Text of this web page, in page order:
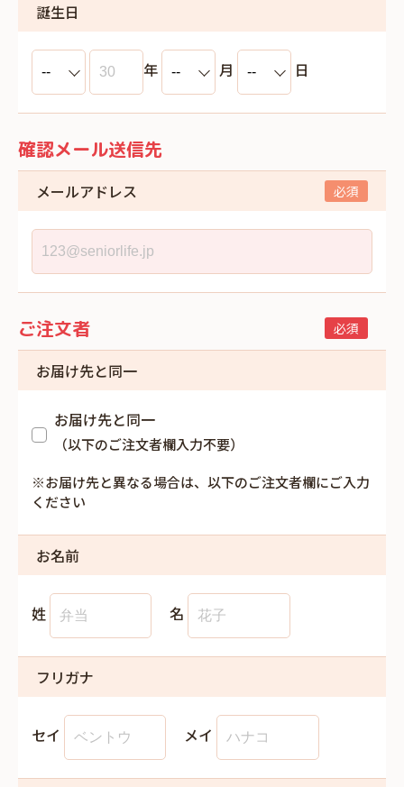
誕生日
年 月 日
確認メール送信先
メールアドレス
ご注文者
お届け先と同一
お届け先と同一
（以下のご注文者欄入力不要）
※お届け先と異なる場合は、以下のご注文者欄にご入力
ください
お名前
姓 名
フリガナ
セイ メイ